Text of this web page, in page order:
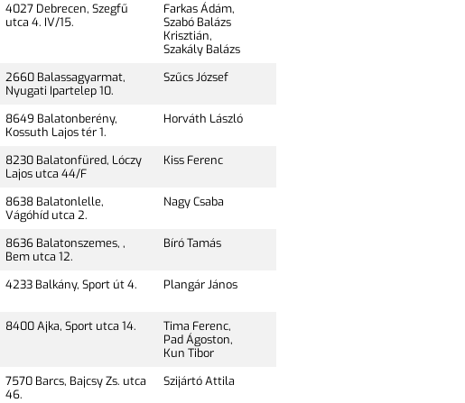
4027 Debrecen, Szegfű
utca 4. IV/15.
Farkas Ádám,
Szabó Balázs
Krisztián,
Szakály Balázs
2660 Balassagyarmat,
Nyugati Ipartelep 10.
Szűcs József
8649 Balatonberény,
Kossuth Lajos tér 1.
Horváth László
8230 Balatonfüred, Lóczy
Lajos utca 44/F
Kiss Ferenc
8638 Balatonlelle,
Vágóhíd utca 2.
Nagy Csaba
8636 Balatonszemes, ,
Bem utca 12.
Bíró Tamás
4233 Balkány, Sport út 4. Plangár János
8400 Ajka, Sport utca 14.
Tima Ferenc,
Pad Ágoston,
Kun Tibor
7570 Barcs, Bajcsy Zs. utca
46.
Szijártó Attila